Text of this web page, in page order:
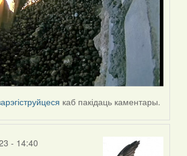
каб пакідаць каментары.
- 14:40